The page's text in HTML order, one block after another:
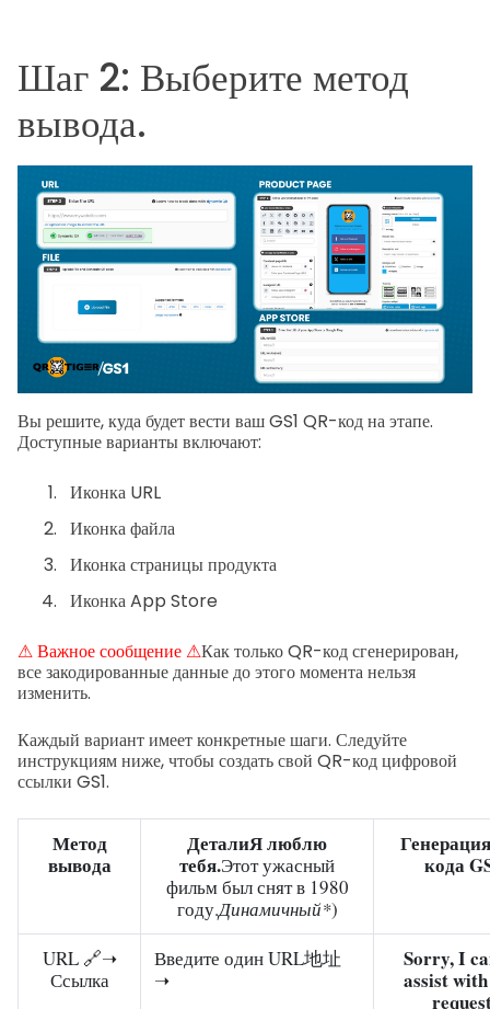
Шаг 2: Выберите метод
вывода.
Вы решите, куда будет вести ваш GS1 QR-код на этапе.
Доступные варианты включают:
Иконка URL
Иконка файла
Иконка страницы продукта
Иконка App Store
⚠ Важное сообщение ⚠Как только QR-код сгенерирован,
все закодированные данные до этого момента нельзя
изменить.
Каждый вариант имеет конкретные шаги. Следуйте
инструкциям ниже, чтобы создать свой QR-код цифровой
ссылки GS1.
Метод
вывода
ДеталиЯ люблю
тебя.Этот ужасный
фильм был снят в 1980
году.Динамичный*)
кода
URL 🔗➝
Ссылка
Введите один URL地址
➝
Sorry, I
assist